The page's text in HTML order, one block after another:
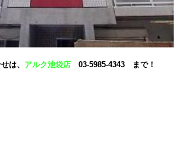
は、 アルク池袋店 03-5985-4343 まで！